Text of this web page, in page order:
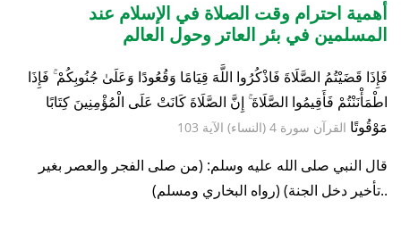
أهمية احترام وقت الصلاة في الإسلام عند
المسلمين في بئر العاتر وحول العالم
فَإِذَا قَضَيْتُمُ الصَّلَاةَ فَاذْكُرُوا اللَّهَ قِيَامًا وَقُعُودًا وَعَلَىٰ جُنُوبِكُمْ ۚ فَإِذَا
اطْمَأْنَنْتُمْ فَأَقِيمُوا الصَّلَاةَ ۚ إِنَّ الصَّلَاةَ كَانَتْ عَلَى الْمُؤْمِنِينَ كِتَابًا
مَوْقُوتًا القرآن سورة 4 (النساء) الآية 103
قال النبي صلى الله عليه وسلم: (من صلى الفجر والعصر بغير
تأخير دخل الجنة) (رواه البخاري ومسلم)..